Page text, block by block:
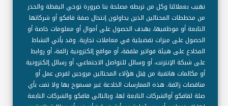
العنوان
Qatar Fertiliser Company (Q.P.S.C),
صندوق بريد: 50001 مسيعيد، قطر.
نهيب بعملائنا وكل من تربطه مصلحة بنا ضرورة توخي اليقظة والحذر
من مخططات المحتالين الذين يحاولون إنتحال صفة قافكو أو شركاتها
التابعة أو موظفيها، بهدف الحصول على أموال أو معلومات خاصة أو
الحصول على ميزات تفضيلية في معاملات تجارية. وقد يأتي النشاط
المخادع على هيئة فواتير ملفقة، أو مواقع إلكترونية زائفة، أو روابط
على شبكة الإنترنت، أو وسائل للتواصل الاجتماعي، أو رسائل إلكترونية
أو مكالمات هاتفية من قِبَل هؤلاء المحتالين مروجين لفرص عمل أو
مناقصات زائفة. هذه الممارسات الخادعة غير مسموح بها ولا تمت بأي
صلة لقافكو أوالشركات التابعة لها، وبالتالى قافكو والشركات التابعة